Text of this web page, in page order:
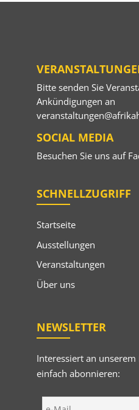
Bitte senden Sie
Ankündigungen an
SOCIAL MEDIA
Besuchen Sie uns auf
SCHNELLZUGRIFF
Startseite
Ausstellungen
Veranstaltungen
Über uns
NEWSLETTER
Interessiert an
einfach abonnieren: